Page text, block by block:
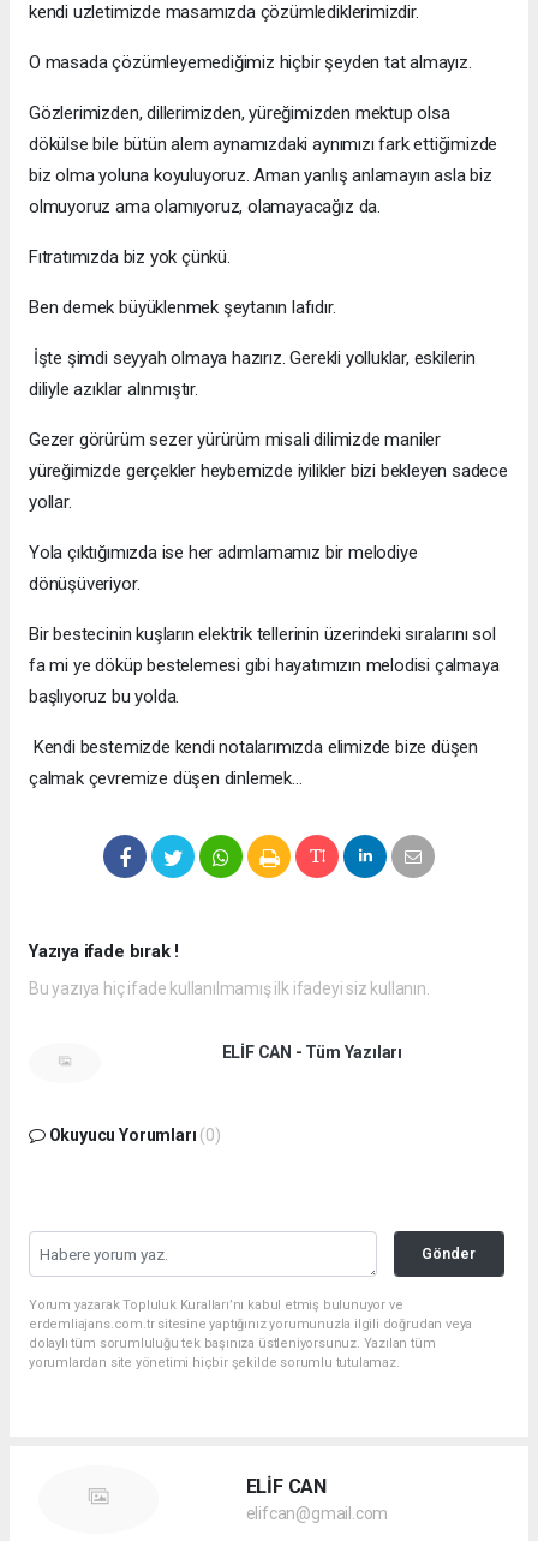
kendi uzletimizde masamızda çözümlediklerimizdir.
O masada çözümleyemediğimiz hiçbir şeyden tat almayız.
Gözlerimizden, dillerimizden, yüreğimizden mektup olsa
dökülse bile bütün alem aynamızdaki aynımızı fark ettiğimizde
biz olma yoluna koyuluyoruz. Aman yanlış anlamayın asla biz
olmuyoruz ama olamıyoruz, olamayacağız da.
Fıtratımızda biz yok çünkü.
Ben demek büyüklenmek şeytanın lafıdır.
İşte şimdi seyyah olmaya hazırız. Gerekli yolluklar, eskilerin
diliyle azıklar alınmıştır.
Gezer görürüm sezer yürürüm misali dilimizde maniler
yüreğimizde gerçekler heybemizde iyilikler bizi bekleyen sadece
yollar.
Yola çıktığımızda ise her adımlamamız bir melodiye
dönüşüveriyor.
Bir bestecinin kuşların elektrik tellerinin üzerindeki sıralarını sol
fa mi ye döküp bestelemesi gibi hayatımızın melodisi çalmaya
başlıyoruz bu yolda.
Kendi bestemizde kendi notalarımızda elimizde bize düşen
çalmak çevremize düşen dinlemek...
Yazıya ifade bırak !
Bu yazıya hiç ifade kullanılmamış ilk ifadeyi siz kullanın.
ELİF CAN - Tüm Yazıları
Okuyucu Yorumları (0)
Gönder
Yorum yazarak Topluluk Kuralları’nı kabul etmiş bulunuyor ve
erdemliajans.com.tr sitesine yaptığınız yorumunuzla ilgili doğrudan veya
dolaylı tüm sorumluluğu tek başınıza üstleniyorsunuz. Yazılan tüm
yorumlardan site yönetimi hiçbir şekilde sorumlu tutulamaz.
ELİF CAN
elifcan@gmail.com